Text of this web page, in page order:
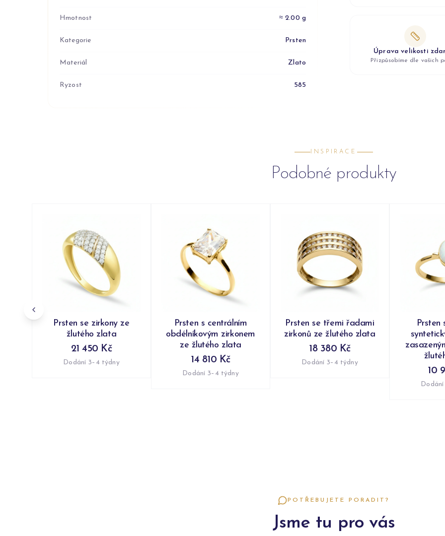
Hmotnost ≈ 2.00 g
Kategorie Prsten
Materiál Zlato
Ryzost 585
Úprava velikosti
Přizpůsobíme dle vašich
INSPIRACE
Podobné produkty
Prsten se zirkony ze
žlutého zlata
21 450 Kč
Dodání 3–4 týdny
Prsten s centrálním
obdélníkovým zirkonem
ze žlutého zlata
14 810 Kč
Dodání 3–4 týdny
Prsten se třemi řadami
zirkonů ze žlutého zlata
18 380 Kč
Dodání 3–4 týdny
Prsten
10
POTŘEBUJETE PORADIT?
Jsme tu pro vás